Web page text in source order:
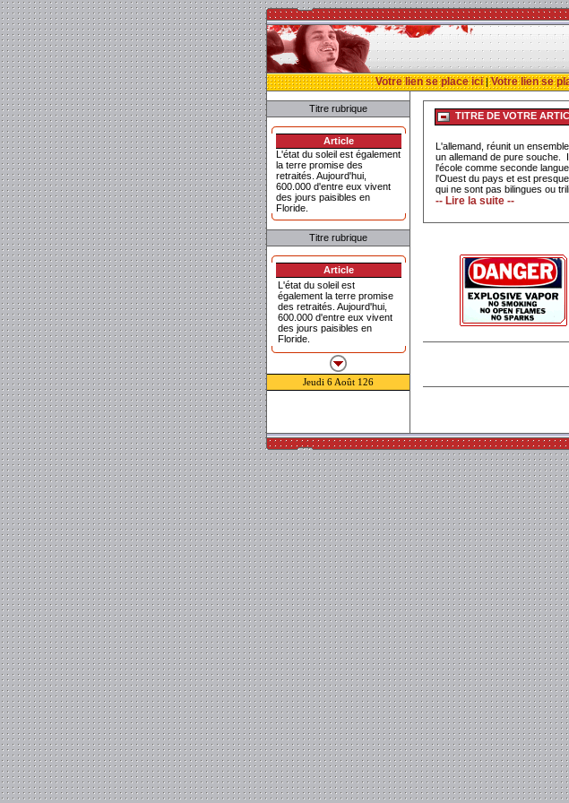
Votre lien se place ici | Votre lien se
Titre rubrique
Article
L'état du soleil est également
la terre promise des
retraités. Aujourd'hui,
600.000 d'entre eux vivent
des jours paisibles en
Floride.
Titre rubrique
Article
L'état du soleil est
également la terre promise
des retraités. Aujourd'hui,
600.000 d'entre eux vivent
des jours paisibles en
Floride.
Jeudi 6 Août 126
TITRE DE VOTRE
L'allemand, réunit un
un allemand de pure souche.
l'école comme seconde
l'Ouest du pays et est
qui ne sont pas bilingues ou
-- Lire la suite --